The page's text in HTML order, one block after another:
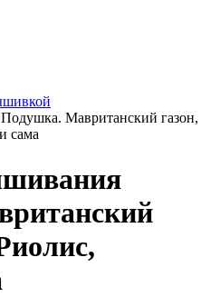
Мавританский газон,
сама